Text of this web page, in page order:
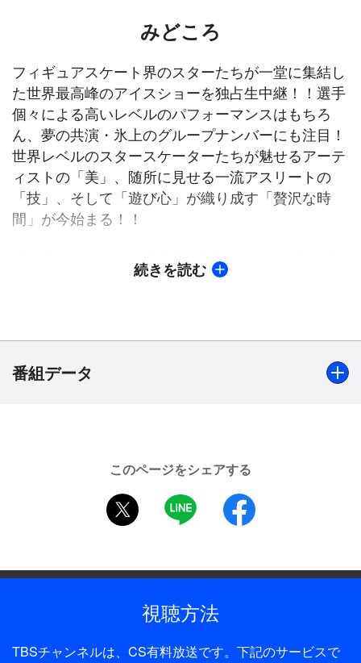
みどころ
フィギュアスケート界のスターたちが一堂に集結し
た世界最高峰のアイスショーを独占生中継！！選手
個々による高いレベルのパフォーマンスはもちろ
ん、夢の共演・氷上のグループナンバーにも注目！
世界レベルのスタースケーターたちが魅せるアーテ
ィストの「美」、随所に見せる一流アスリートの
「技」、そして「遊び心」が織り成す「贅沢な時
間」が今始まる！！
【出演スケーター・演目】※情報は2019年3月31日
●ステファン・ランビエル(2006トリノ五輪 銀メダ
リスト)
「Down the Road」
●ネイサン・チェン(2018&2019世界選手権 金メダ
●ジュンファン・チャ(2018グランプリファイナル
「この素晴らしき世界」
「Papa Was A Rolling Stone」
銅メダリスト)
続きを読む
番組データ
TBS
このページをシェアする
twitter
LINE
視聴方法
TBSチャンネルは、CS有料放送です。下記のサービスで